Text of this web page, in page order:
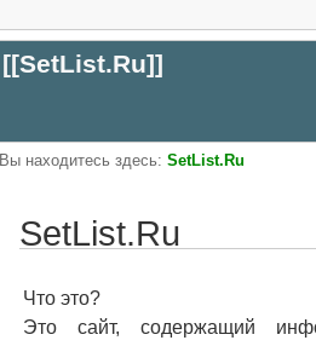
[[SetList.Ru]]
Вы находитесь здесь: SetList.Ru
SetList.Ru
Что это?
Это cайт, содержащий